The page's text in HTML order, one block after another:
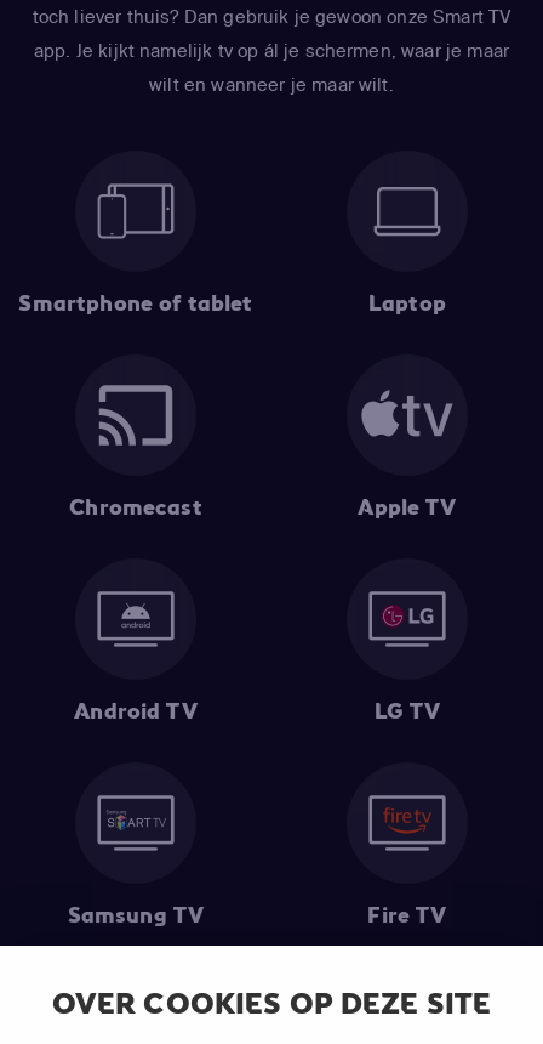
OVER COOKIES OP DEZE SITE
toch liever thuis? Dan gebruik je gewoon onze Smart TV
app. Je kijkt namelijk tv op ál je schermen, waar je maar
wilt en wanneer je maar wilt.
Smartphone of tablet Laptop
Chromecast Apple TV
Android TV LG TV
Samsung TV Fire TV